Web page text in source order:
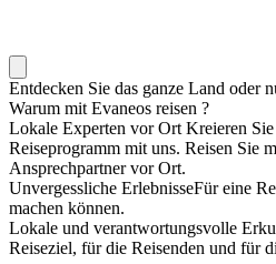
Entdecken Sie das ganze Land oder
Warum mit Evaneos reisen ?
Lokale Experten vor Ort Kreieren Sie
Reiseprogramm mit uns. Reisen Sie
Ansprechpartner vor Ort.
Unvergessliche ErlebnisseFür eine
machen können.
Lokale und verantwortungsvolle
Reiseziel, für die Reisenden und für